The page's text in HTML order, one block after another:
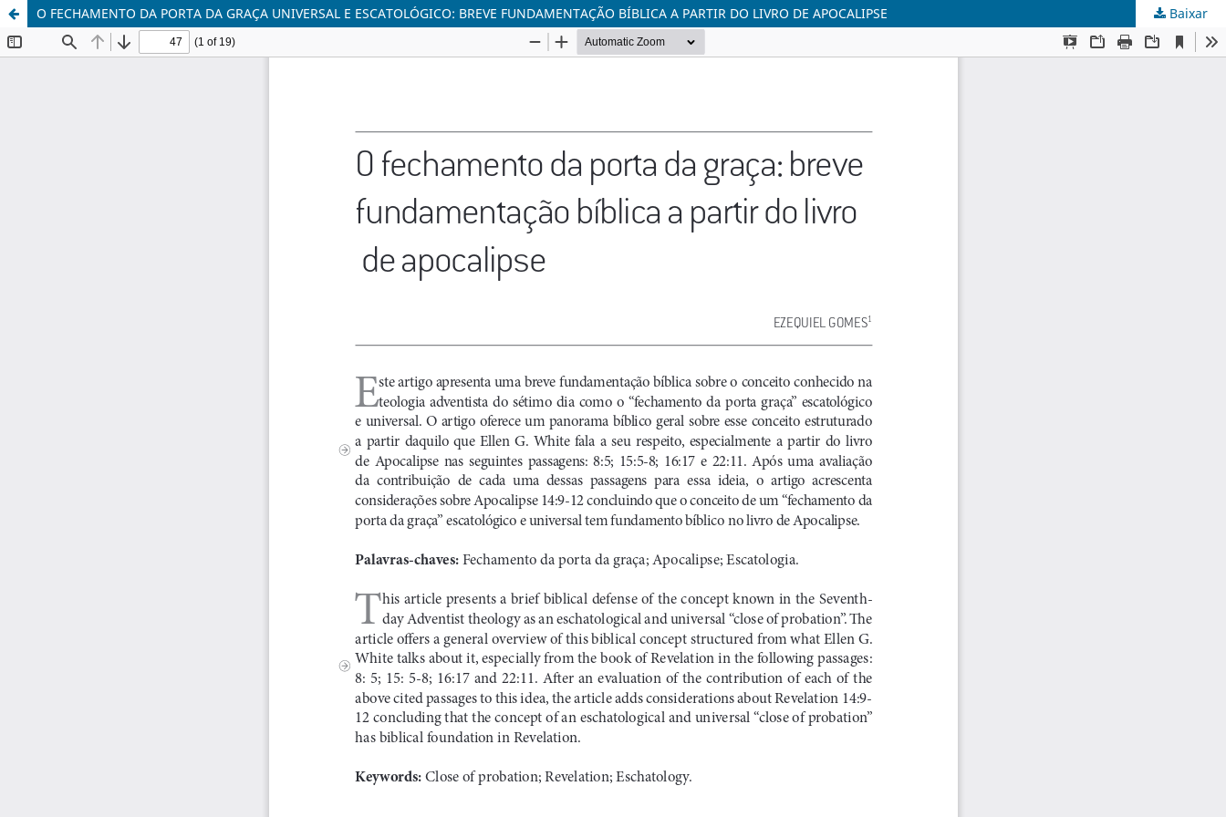
O FECHAMENTO DA PORTA DA GRAÇA UNIVERSAL E ESCATOLÓGICO: BREVE FUNDAMENTAÇÃO BÍBLICA A PARTIR DO LIVRO DE APOCALIPSE Baixar